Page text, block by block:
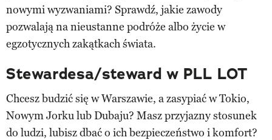
nowymi wyzwaniami? Sprawdź, jakie zawody
pozwalają na nieustanne podróże albo życie w
egzotycznych zakątkach świata.
Stewardesa/steward w PLL LOT
Chcesz budzić się w Warszawie, a zasypiać w Tokio,
Nowym Jorku lub Dubaju? Masz przyjazny stosunek
do ludzi, lubisz dbać o ich bezpieczeństwo i komfort?